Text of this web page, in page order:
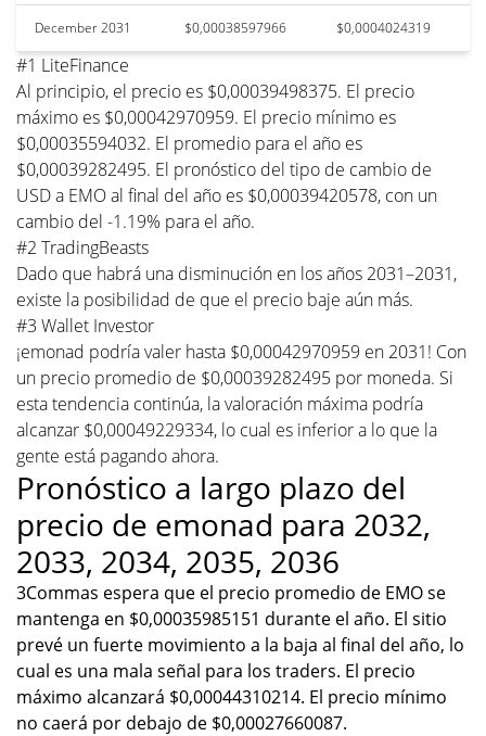
December 2031 $0,00038597966 $0,0004024319
#1 LiteFinance
Al principio, el precio es $0,00039498375. El precio
máximo es $0,00042970959. El precio mínimo es
$0,00035594032. El promedio para el año es
$0,00039282495. El pronóstico del tipo de cambio de
USD a EMO al final del año es $0,00039420578, con un
cambio del -1.19% para el año.
#2 TradingBeasts
Dado que habrá una disminución en los años 2031–2031,
existe la posibilidad de que el precio baje aún más.
#3 Wallet Investor
¡emonad podría valer hasta $0,00042970959 en 2031! Con
un precio promedio de $0,00039282495 por moneda. Si
esta tendencia continúa, la valoración máxima podría
alcanzar $0,00049229334, lo cual es inferior a lo que la
gente está pagando ahora.
Pronóstico a largo plazo del
precio de emonad para 2032,
2033, 2034, 2035, 2036
3Commas espera que el precio promedio de EMO se
mantenga en $0,00035985151 durante el año. El sitio
prevé un fuerte movimiento a la baja al final del año, lo
cual es una mala señal para los traders. El precio
máximo alcanzará $0,00044310214. El precio mínimo
no caerá por debajo de $0,00027660087.